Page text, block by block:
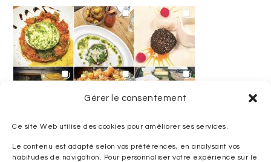
Gérer le consentement
Ce site Web utilise des cookies pour améliorer ses services.
Le contenu est adapté selon vos préférences, en analysant vos
habitudes de navigation. Pour personnaliser votre expérience sur le